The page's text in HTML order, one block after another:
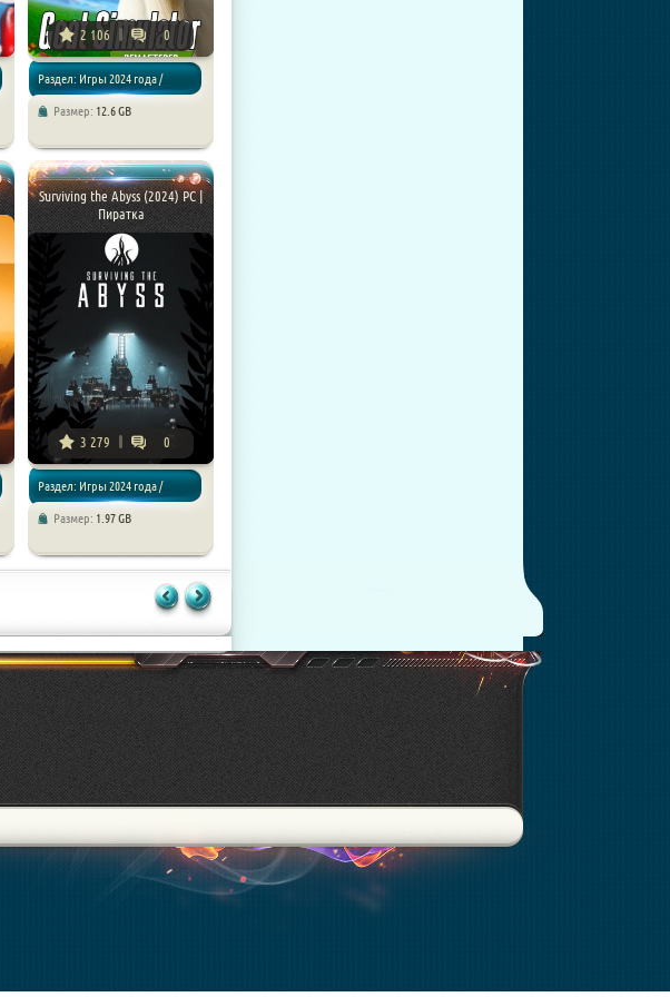
2 106 0
Раздел: Игры 2024 года /
Размер: 12.6 GB
Surviving the Abyss (2024) PC |
Пиратка
3 279 0
Раздел: Игры 2024 года /
Размер: 1.97 GB